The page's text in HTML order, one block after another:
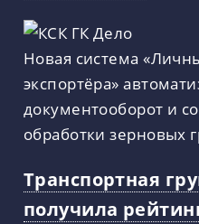
Новая система
экспортёра»
документооборот и
обработки зерновых
Транспортная
получила